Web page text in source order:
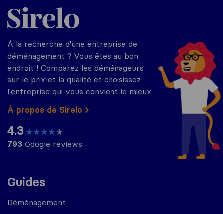
Guides
Déménagement
Sirelo.fr
À la recherche d'une entreprise de
déménagement ? Vous êtes au bon
endroit ! Comparez les déménageurs
sur le prix et la qualité et choisissez
l'entreprise qui vous convient le mieux.
À propos de Sirelo
4.3
793 Google reviews